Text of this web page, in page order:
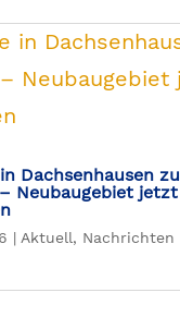
Dachsenhausen zu
Neubaugebiet jetzt
| Aktuell, Nachrichten